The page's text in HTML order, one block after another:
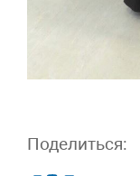
Поделиться: